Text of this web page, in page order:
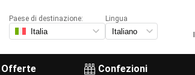
Offerte Confezioni
Paese di destinazione:
Lingua